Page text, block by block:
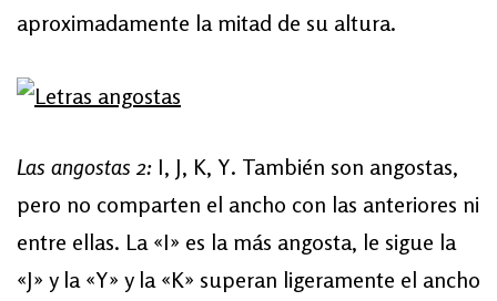
aproximadamente la mitad de su altura.
Las angostas 2: I, J, K, Y. También son angostas,
pero no comparten el ancho con las anteriores ni
entre ellas. La «I» es la más angosta, le sigue la
«J» y la «Y» y la «K» superan ligeramente el ancho